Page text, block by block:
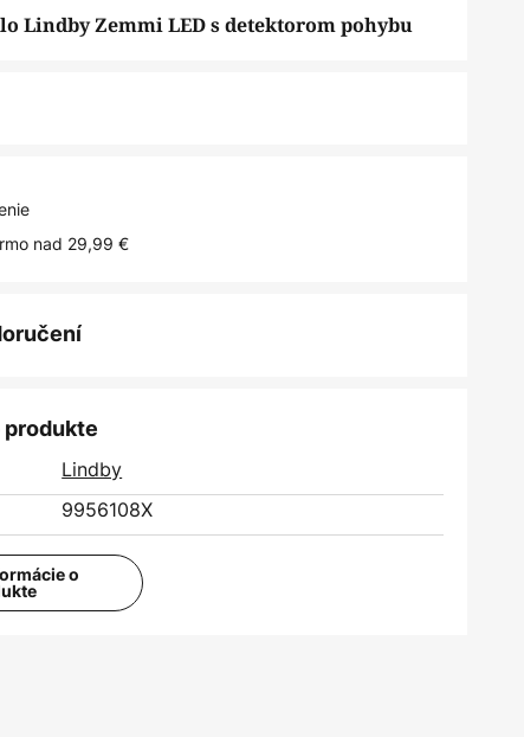
Lindby Zemmi LED s detektorom pohybu
nad 29,99 €
produkte
Lindby
9956108X
o